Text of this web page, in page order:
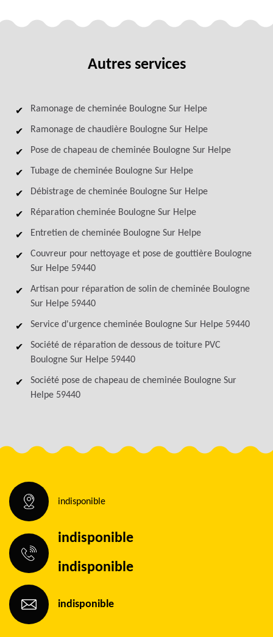
Autres services
Ramonage de cheminée Boulogne Sur Helpe
Ramonage de chaudière Boulogne Sur Helpe
Pose de chapeau de cheminée Boulogne Sur Helpe
Tubage de cheminée Boulogne Sur Helpe
Débistrage de cheminée Boulogne Sur Helpe
Réparation cheminée Boulogne Sur Helpe
Entretien de cheminée Boulogne Sur Helpe
Couvreur pour nettoyage et pose de gouttière Boulogne
Sur Helpe 59440
Artisan pour réparation de solin de cheminée Boulogne
Sur Helpe 59440
Service d'urgence cheminée Boulogne Sur Helpe 59440
Société de réparation de dessous de toiture PVC
Boulogne Sur Helpe 59440
Société pose de chapeau de cheminée Boulogne Sur
Helpe 59440
indisponible
indisponible
indisponible
indisponible